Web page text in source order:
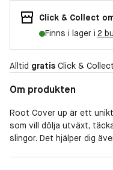
Click & Collect
Finns i lager i 2
Alltid gratis Click &
Om produkten
Root Cover up är ett
som vill dölja utväxt,
slingor. Det hjälper dig